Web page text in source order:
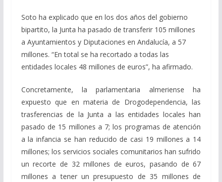
Soto ha explicado que en los dos años del gobierno
bipartito, la Junta ha pasado de transferir 105 millones
a Ayuntamientos y Diputaciones en Andalucía, a 57
millones. “En total se ha recortado a todas las
entidades locales 48 millones de euros”, ha afirmado.
Concretamente, la parlamentaria almeriense ha
expuesto que en materia de Drogodependencia, las
trasferencias de la Junta a las entidades locales han
pasado de 15 millones a 7; los programas de atención
a la infancia se han reducido de casi 19 millones a 14
millones; los servicios sociales comunitarios han sufrido
un recorte de 32 millones de euros, pasando de 67
millones a tener un presupuesto de 35 millones de